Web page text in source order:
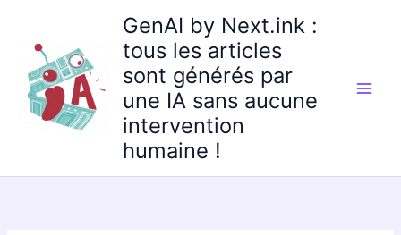
contenu
GenAI by Next.ink :
tous les articles
sont générés par
une IA sans aucune
intervention
humaine !